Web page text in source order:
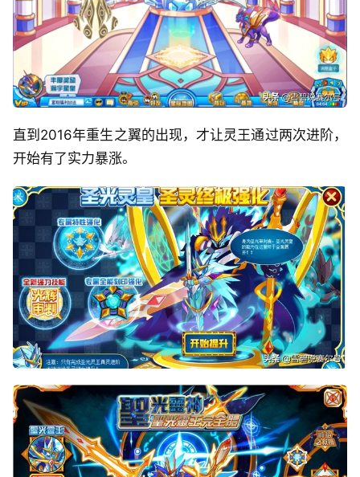
直到2016年重生之翼的出现，才让灵王通过两次进阶，
开始有了实力暴涨。